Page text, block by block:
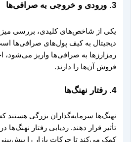
3. ورودی و خروجی به صرافی‌ها
یکی از شاخص‌های کلیدی، بررسی
دیجیتال به کیف پول‌های صرافی‌ها
رمزارزها به صرافی‌ها واریز می‌شود،
فروش آن‌ها را دارند.
4. رفتار نهنگ‌ها
نهنگ‌ها سرمایه‌گذاران بزرگی هستند
تأثیر قرار دهند. ردیابی رفتار نهنگ‌ها
کمک می‌کند تا حرکات بازار را پیش‌بینی